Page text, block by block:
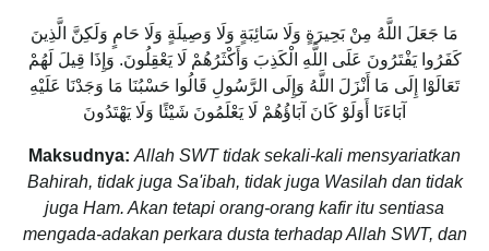
مَا جَعَلَ اللَّهُ مِنْ بَحِيرَةٍ وَلَا سَائِبَةٍ وَلَا وَصِيلَةٍ وَلَا حَامٍ وَلَكِنَّ الَّذِينَ
كَفَرُوا يَفْتَرُونَ عَلَى اللَّهِ الْكَذِبَ وَأَكْثَرُهُمْ لَا يَعْقِلُونَ. وَإِذَا قِيلَ لَهُمْ
تَعَالَوْا إِلَى مَا أَنْزَلَ اللَّهُ وَإِلَى الرَّسُولِ قَالُوا حَسْبُنَا مَا وَجَدْنَا عَلَيْهِ
آبَاءَنَا أَوَلَوْ كَانَ آبَاؤُهُمْ لَا يَعْلَمُونَ شَيْئًا وَلَا يَهْتَدُونَ
Maksudnya: Allah SWT tidak sekali-kali mensyariatkan
Bahirah, tidak juga Sa'ibah, tidak juga Wasilah dan tidak
juga Ham. Akan tetapi orang-orang kafir itu sentiasa
mengada-adakan perkara dusta terhadap Allah SWT, dan